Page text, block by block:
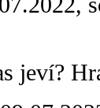
jeví?